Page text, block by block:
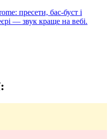
пресети, бас-буст і
— звук краще на вебі.